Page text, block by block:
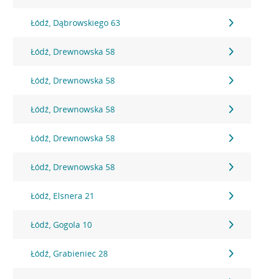
Łódź, Dąbrowskiego 63
Łódź, Drewnowska 58
Łódź, Drewnowska 58
Łódź, Drewnowska 58
Łódź, Drewnowska 58
Łódź, Drewnowska 58
Łódź, Elsnera 21
Łódź, Gogola 10
Łódź, Grabieniec 28